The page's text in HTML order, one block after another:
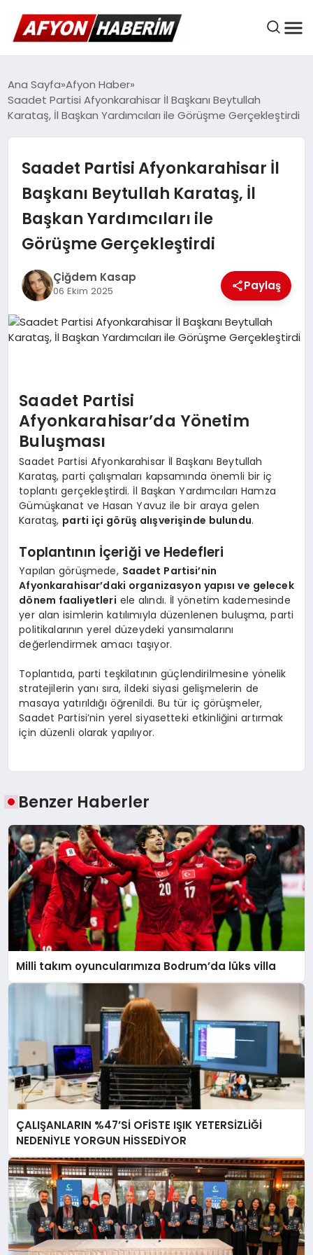
AFYON HABER
GÜNDEM
BELEDIYELER
EKONOMI
DÜNYA
SPOR
MAGAZIN
SAĞLIK
TEKNOLOJI
Ana Sayfa Afyon Haber
Saadet Partisi Afyonkarahisar İl Başkanı Beytullah
Karataş, İl Başkan Yardımcıları ile Görüşme Gerçekleştirdi
Saadet Partisi Afyonkarahisar İl
Başkanı Beytullah Karataş, İl
Başkan Yardımcıları ile
Görüşme Gerçekleştirdi
Çiğdem Kasap
06 Ekim 2025 Paylaş
Saadet Partisi
Afyonkarahisar’da Yönetim
Buluşması
Saadet Partisi Afyonkarahisar İl Başkanı Beytullah
Karataş, parti çalışmaları kapsamında önemli bir iç
toplantı gerçekleştirdi. İl Başkan Yardımcıları Hamza
Gümüşkanat ve Hasan Yavuz ile bir araya gelen
Karataş, parti içi görüş alışverişinde bulundu.
Toplantının İçeriği ve Hedefleri
Yapılan görüşmede, Saadet Partisi’nin
Afyonkarahisar’daki organizasyon yapısı ve gelecek
dönem faaliyetleri ele alındı. İl yönetim kademesinde
yer alan isimlerin katılımıyla düzenlenen buluşma, parti
politikalarının yerel düzeydeki yansımalarını
değerlendirmek amacı taşıyor.
Toplantıda, parti teşkilatının güçlendirilmesine yönelik
stratejilerin yanı sıra, ildeki siyasi gelişmelerin de
masaya yatırıldığı öğrenildi. Bu tür iç görüşmeler,
Saadet Partisi’nin yerel siyasetteki etkinliğini artırmak
için düzenli olarak yapılıyor.
Benzer Haberler
Milli takım oyuncularımıza Bodrum’da lüks villa
ÇALIŞANLARIN %47’Sİ OFİSTE IŞIK YETERSİZLİĞİ
NEDENİYLE YORGUN HİSSEDİYOR